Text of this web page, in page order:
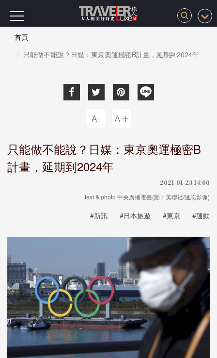
首頁
只能做不能說？日媒：東京奧運極密B計畫，延期到2024年
只能做不能說？日媒：東京奧運極密B
計畫，延期到2024年
2021-01-23 14:00
text & photo 中央廣播電臺(圖：美聯社/達志影像)
#新訊 #日本旅遊 #東京 #運動